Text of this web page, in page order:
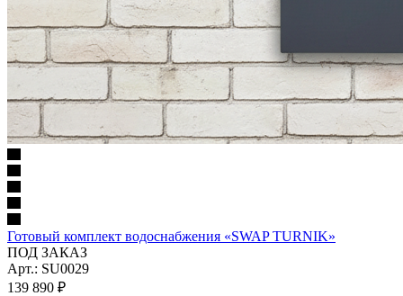
Готовый комплект водоснабжения «SWAP TURNIK»
ПОД ЗАКАЗ
Арт.: SU0029
139 890 ₽